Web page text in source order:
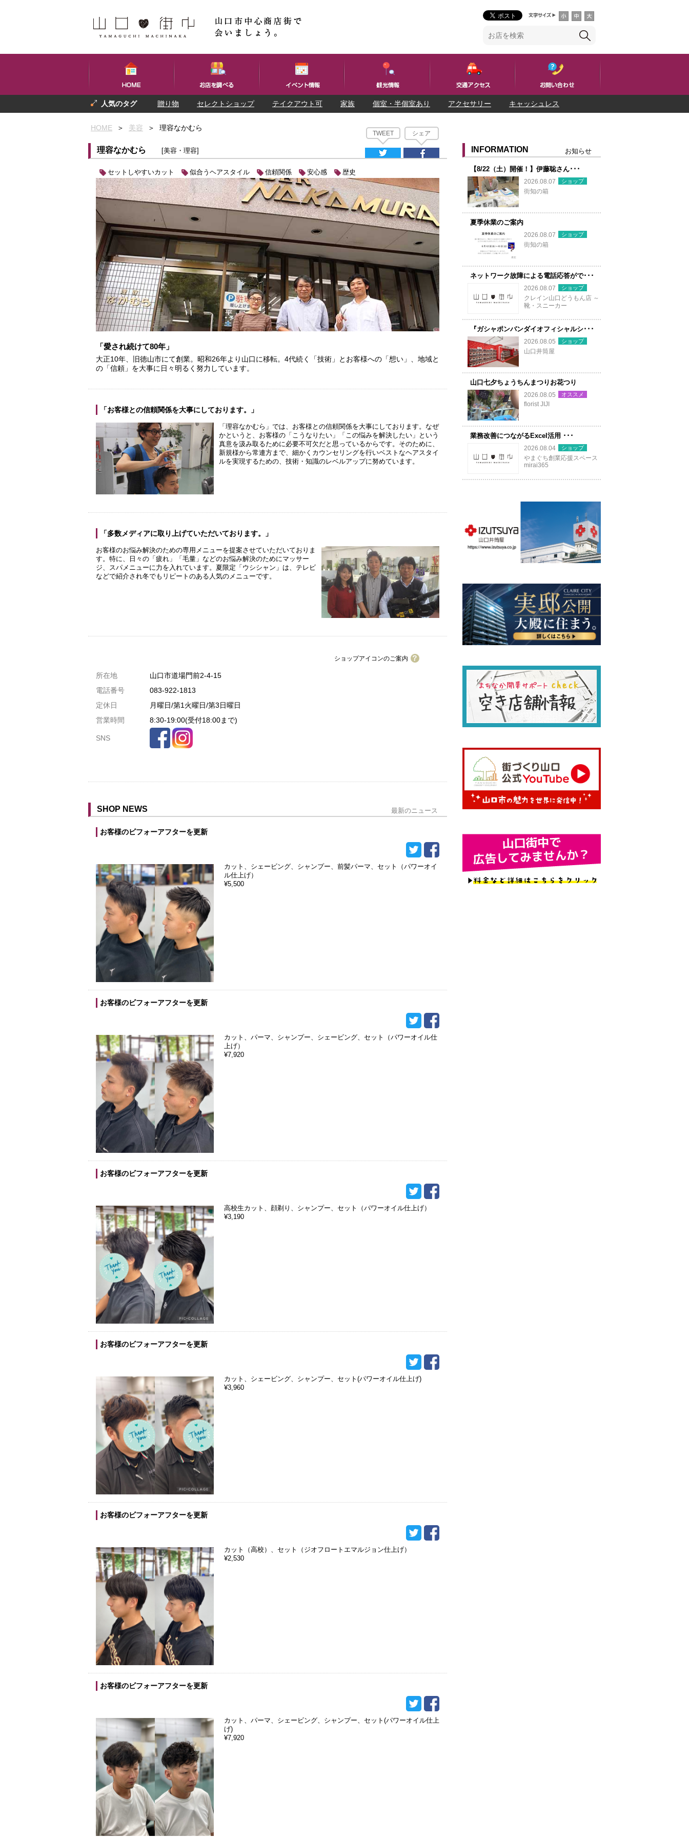
贈り物 セレクトショップ テイクアウト可 家族 個室・半個室あり アクセサリー キャッシュレス
HOME ＞ 美容 ＞ 理容なかむら
INFORMATION お知らせ
【8/22（土）開催！】伊藤聡さん･･･
2026.08.07
ショップ
街知の箱
夏季休業のご案内
2026.08.07
ショップ
街知の箱
ネットワーク故障による電話応答がで･･･
2026.08.07
ショップ
クレイン山口どうもん店 ～
靴・スニーカー
『ガシャポンバンダイオフィシャルシ･･･
2026.08.05
ショップ
山口井筒屋
山口七夕ちょうちんまつりお花つり
2026.08.05
オススメ
florist JIJI
業務改善につながるExcel活用 ･･･
2026.08.04
ショップ
やまぐち創業応援スペース
mirai365
理容なかむら [美容・理容]
TWEET シェア
セットしやすいカット 似合うヘアスタイル 信頼関係 安心感 歴史
「愛され続けて80年」
大正10年、旧徳山市にて創業。昭和26年より山口に移転。4代続く「技術」とお客様への「想い」、地域と
の「信頼」を大事に日々明るく努力しています。
「お客様との信頼関係を大事にしております。」
「理容なかむら」では、お客様との信頼関係を大事にしております。なぜ
かというと、お客様の「こうなりたい」「この悩みを解決したい」という
真意を汲み取るために必要不可欠だと思っているからです。そのために、
新規様から常連方まで、細かくカウンセリングを行いベストなヘアスタイ
ルを実現するための、技術・知識のレベルアップに努めています。
「多数メディアに取り上げていただいております。」
お客様のお悩み解決のための専用メニューを提案させていただいておりま
す。特に、日々の「疲れ」「毛量」などのお悩み解決のためにマッサー
ジ、スパメニューに力を入れています。夏限定「ウシシャン」は、テレビ
などで紹介され冬でもリピートのある人気のメニューです。
ショップアイコンのご案内
共通駐車券加盟店
駐車場1台まで
駐車場3台まで
駐車場5台まで
共用トイレ
女性用トイレ
禁煙
分煙
テイクアウト可
所在地
山口市道場門前2-4-15
電話番号
083-922-1813
定休日
月曜日/第1火曜日/第3日曜日
営業時間
8:30-19:00(受付18:00まで)
SNS
SHOP NEWS 最新のニュース
お客様のビフォーアフターを更新
カット、シェービング、シャンプー、前髪パーマ、セット（パワーオイ
ル仕上げ）
¥5,500
お客様のビフォーアフターを更新
カット、パーマ、シャンプー、シェービング、セット（パワーオイル仕
上げ）
¥7,920
お客様のビフォーアフターを更新
高校生カット、顔剃り、シャンプー、セット（パワーオイル仕上げ）
¥3,190
お客様のビフォーアフターを更新
カット、シェービング、シャンプー、セット(パワーオイル仕上げ)
¥3,960
お客様のビフォーアフターを更新
カット（高校）、セット（ジオフロートエマルジョン仕上げ）
¥2,530
お客様のビフォーアフターを更新
カット、パーマ、シェービング、シャンプー、セット(パワーオイル仕上
げ)
¥7,920